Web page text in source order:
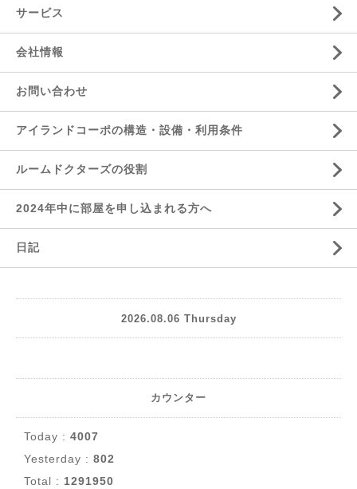
サービス
会社情報
お問い合わせ
アイランドコーポの構造・設備・利用条件
ルームドクターズの役割
2024年中に部屋を申し込まれる方へ
日記
2026.08.06 Thursday
カウンター
Today : 4007
Yesterday : 802
Total : 1291950